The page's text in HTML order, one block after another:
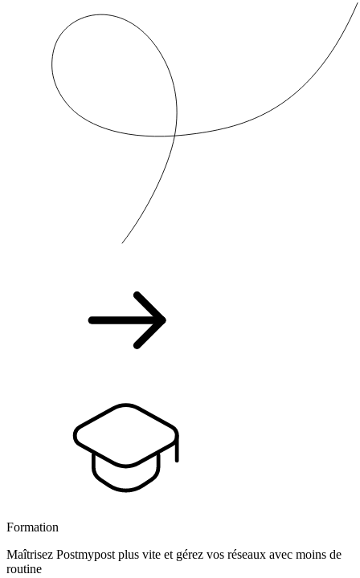
Formation
Maîtrisez Postmypost plus vite et gérez vos réseaux avec moins de
routine